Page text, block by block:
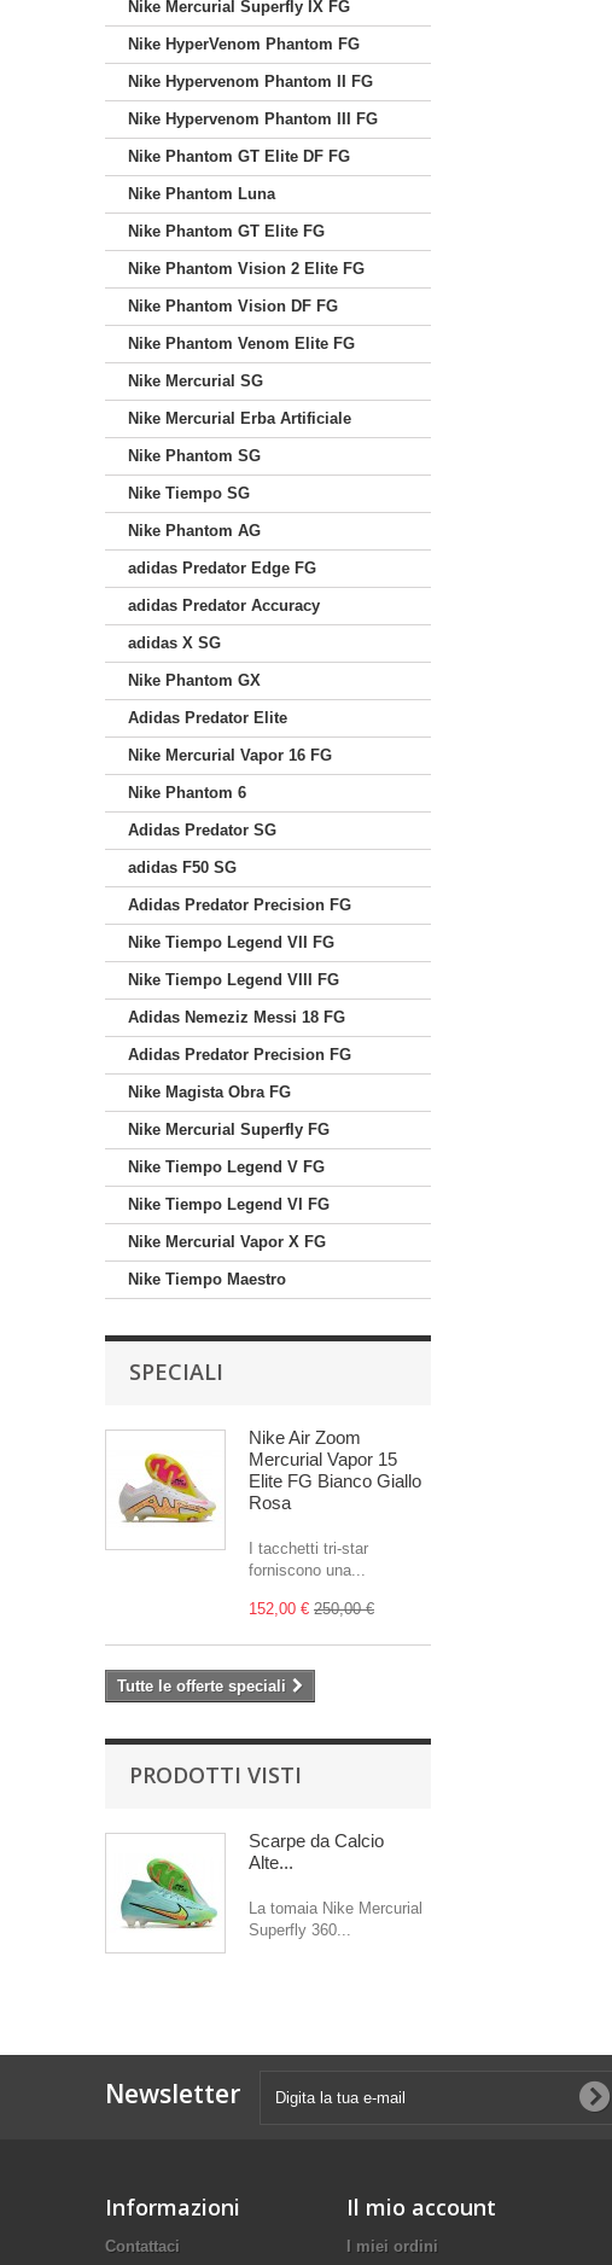
Nike Mercurial Superfly IX FG
Nike HyperVenom Phantom FG
Nike Hypervenom Phantom II FG
Nike Hypervenom Phantom III FG
Nike Phantom GT Elite DF FG
Nike Phantom Luna
Nike Phantom GT Elite FG
Nike Phantom Vision 2 Elite FG
Nike Phantom Vision DF FG
Nike Phantom Venom Elite FG
Nike Mercurial SG
Nike Mercurial Erba Artificiale
Nike Phantom SG
Nike Tiempo SG
Nike Phantom AG
adidas Predator Edge FG
adidas Predator Accuracy
adidas X SG
Nike Phantom GX
Adidas Predator Elite
Nike Mercurial Vapor 16 FG
Nike Phantom 6
Adidas Predator SG
adidas F50 SG
Adidas Predator Precision FG
Nike Tiempo Legend VII FG
Nike Tiempo Legend VIII FG
Adidas Nemeziz Messi 18 FG
Adidas Predator Precision FG
Nike Magista Obra FG
Nike Mercurial Superfly FG
Nike Tiempo Legend V FG
Nike Tiempo Legend VI FG
Nike Mercurial Vapor X FG
Nike Tiempo Maestro
SPECIALI
Nike Air Zoom
Mercurial Vapor 15
Elite FG Bianco Giallo
Rosa
I tacchetti tri-star
forniscono una...
152,00 € 250,00 €
Tutte le offerte speciali
PRODOTTI VISTI
Scarpe da Calcio
Alte...
La tomaia Nike Mercurial
Superfly 360...
Newsletter
Informazioni
Contattaci
Il mio account
I miei ordini